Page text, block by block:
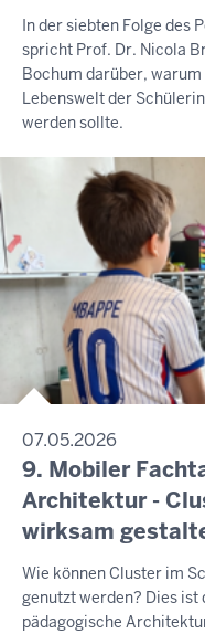
In der siebten Folge des
spricht Prof. Dr. Nicola
Bochum darüber,
Lebenswelt der
werden sollte.
07.05.2026
9. Mobiler
Architektur -
wirksam
Wie können Cluster im
genutzt werden? Dies ist
pädagogische